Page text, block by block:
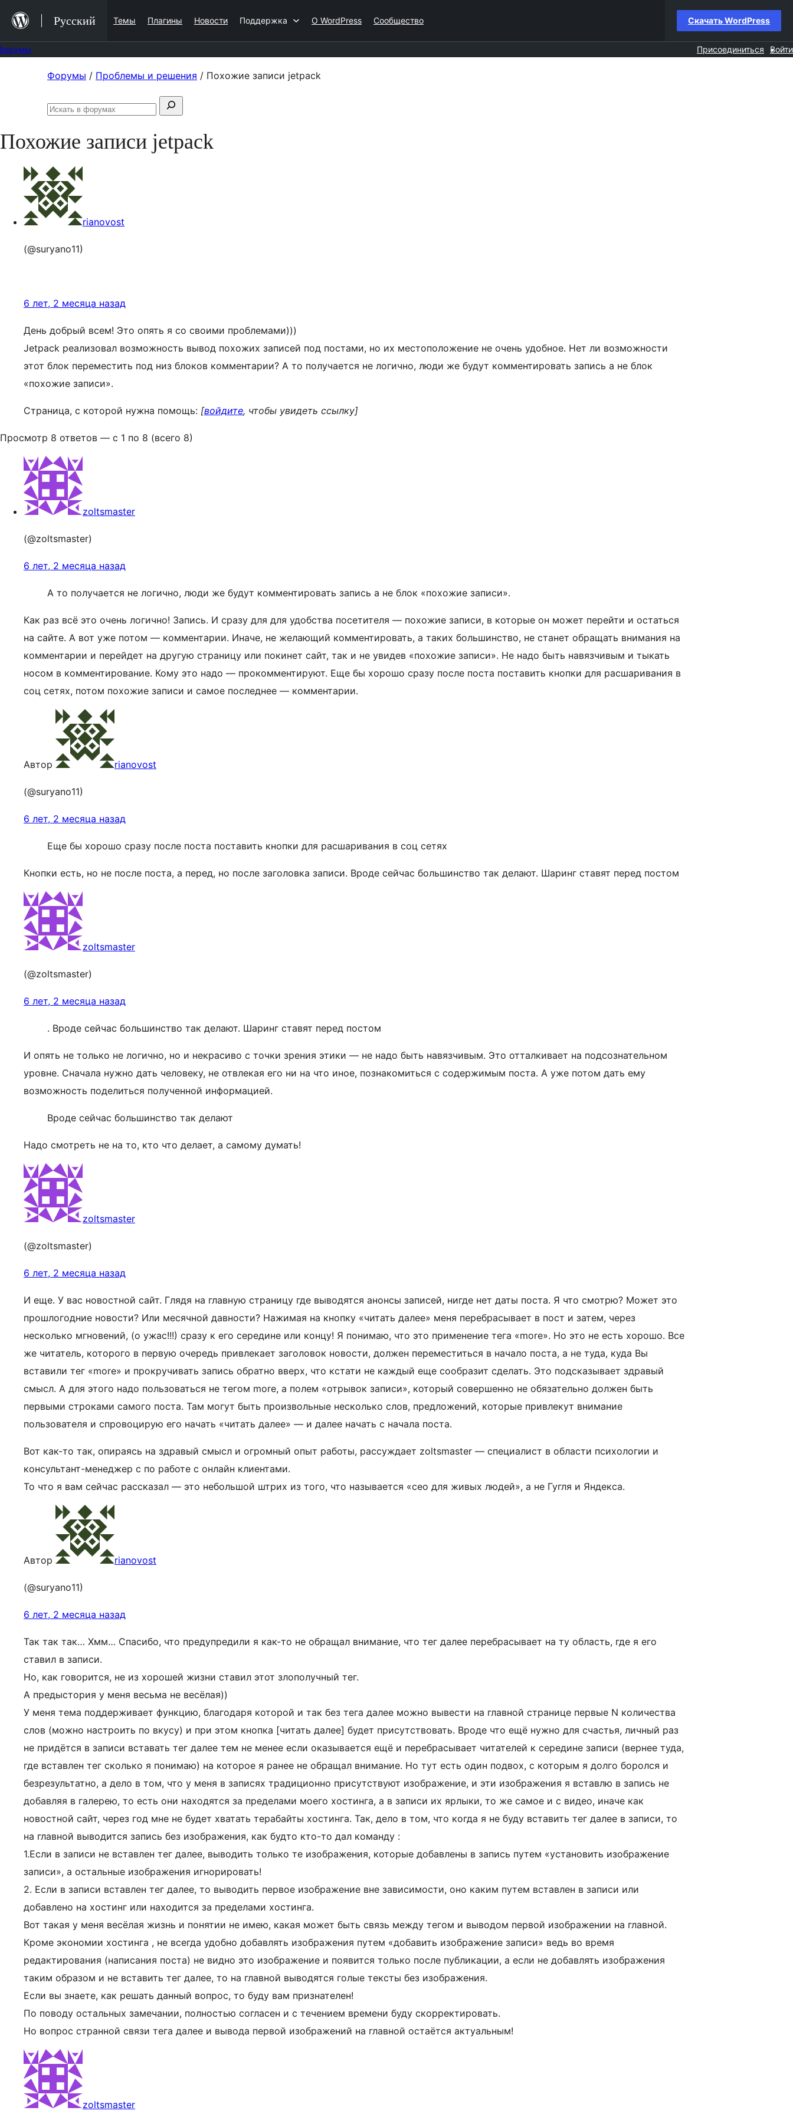
содержимому
Русский Темы Плагины Новости Поддержка О WordPress Сообщество Скачать WordPress
Присоединиться Войти
содержимому
Форумы / Проблемы и решения / Похожие записи jetpack
Поиск:
Искать
форумах
Похожие записи jetpack
rianovost
(@suryano11)
6 лет, 2 месяца назад
День добрый всем! Это опять я со своими проблемами)))
Jetpack реализовал возможность вывод похожих записей под постами, но их местоположение не очень удобное. Нет ли возможности
этот блок переместить под низ блоков комментарии? А то получается не логично, люди же будут комментировать запись а не блок
«похожие записи».
Страница, с которой нужна помощь: [войдите, чтобы увидеть ссылку]
Просмотр 8 ответов — с 1 по 8 (всего 8)
zoltsmaster
(@zoltsmaster)
6 лет, 2 месяца назад
А то получается не логично, люди же будут комментировать запись а не блок «похожие записи».
Как раз всё это очень логично! Запись. И сразу для для удобства посетителя — похожие записи, в которые он может перейти и остаться
на сайте. А вот уже потом — комментарии. Иначе, не желающий комментировать, а таких большинство, не станет обращать внимания на
комментарии и перейдет на другую страницу или покинет сайт, так и не увидев «похожие записи». Не надо быть навязчивым и тыкать
носом в комментирование. Кому это надо — прокомментируют. Еще бы хорошо сразу после поста поставить кнопки для расшаривания в
соц сетях, потом похожие записи и самое последнее — комментарии.
Автор rianovost
(@suryano11)
6 лет, 2 месяца назад
Еще бы хорошо сразу после поста поставить кнопки для расшаривания в соц сетях
Кнопки есть, но не после поста, а перед, но после заголовка записи. Вроде сейчас большинство так делают. Шаринг ставят перед постом
zoltsmaster
(@zoltsmaster)
6 лет, 2 месяца назад
. Вроде сейчас большинство так делают. Шаринг ставят перед постом
И опять не только не логично, но и некрасиво с точки зрения этики — не надо быть навязчивым. Это отталкивает на подсознательном
уровне. Сначала нужно дать человеку, не отвлекая его ни на что иное, познакомиться с содержимым поста. А уже потом дать ему
возможность поделиться полученной информацией.
Вроде сейчас большинство так делают
Надо смотреть не на то, кто что делает, а самому думать!
zoltsmaster
(@zoltsmaster)
6 лет, 2 месяца назад
И еще. У вас новостной сайт. Глядя на главную страницу где выводятся анонсы записей, нигде нет даты поста. Я что смотрю? Может это
прошлогодние новости? Или месячной давности? Нажимая на кнопку «читать далее» меня перебрасывает в пост и затем, через
несколько мгновений, (о ужас!!!) сразу к его середине или концу! Я понимаю, что это применение тега «more». Но это не есть хорошо. Все
же читатель, которого в первую очередь привлекает заголовок новости, должен переместиться в начало поста, а не туда, куда Вы
вставили тег «more» и прокручивать запись обратно вверх, что кстати не каждый еще сообразит сделать. Это подсказывает здравый
смысл. А для этого надо пользоваться не тегом more, а полем «отрывок записи», который совершенно не обязательно должен быть
первыми строками самого поста. Там могут быть произвольные несколько слов, предложений, которые привлекут внимание
пользователя и спровоцирую его начать «читать далее» — и далее начать с начала поста.
Вот как-то так, опираясь на здравый смысл и огромный опыт работы, рассуждает zoltsmaster — специалист в области психологии и
консультант-менеджер с по работе с онлайн клиентами.
То что я вам сейчас рассказал — это небольшой штрих из того, что называется «сео для живых людей», а не Гугля и Яндекса.
Автор rianovost
(@suryano11)
6 лет, 2 месяца назад
Так так так… Хмм… Спасибо, что предупредили я как-то не обращал внимание, что тег далее перебрасывает на ту область, где я его
ставил в записи.
Но, как говорится, не из хорошей жизни ставил этот злополучный тег.
А предыстория у меня весьма не весёлая))
У меня тема поддерживает функцию, благодаря которой и так без тега далее можно вывести на главной странице первые N количества
слов (можно настроить по вкусу) и при этом кнопка [читать далее] будет присутствовать. Вроде что ещё нужно для счастья, личный раз
не придётся в записи вставать тег далее тем не менее если оказывается ещё и перебрасывает читателей к середине записи (вернее туда,
где вставлен тег сколько я понимаю) на которое я ранее не обращал внимание. Но тут есть один подвох, с которым я долго боролся и
безрезультатно, а дело в том, что у меня в записях традиционно присутствуют изображение, и эти изображения я вставлю в запись не
добавляя в галерею, то есть они находятся за пределами моего хостинга, а в записи их ярлыки, то же самое и с видео, иначе как
новостной сайт, через год мне не будет хватать терабайты хостинга. Так, дело в том, что когда я не буду вставить тег далее в записи, то
на главной выводится запись без изображения, как будто кто-то дал команду :
1.Если в записи не вставлен тег далее, выводить только те изображения, которые добавлены в запись путем «установить изображение
записи», а остальные изображения игнорировать!
2. Если в записи вставлен тег далее, то выводить первое изображение вне зависимости, оно каким путем вставлен в записи или
добавлено на хостинг или находится за пределами хостинга.
Вот такая у меня весёлая жизнь и понятии не имею, какая может быть связь между тегом и выводом первой изображении на главной.
Кроме экономии хостинга , не всегда удобно добавлять изображения путем «добавить изображение записи» ведь во время
редактирования (написания поста) не видно это изображение и появится только после публикации, а если не добавлять изображения
таким образом и не вставить тег далее, то на главной выводятся голые тексты без изображения.
Если вы знаете, как решать данный вопрос, то буду вам признателен!
По поводу остальных замечании, полностью согласен и с течением времени буду скорректировать.
Но вопрос странной связи тега далее и вывода первой изображений на главной остаётся актуальным!
zoltsmaster